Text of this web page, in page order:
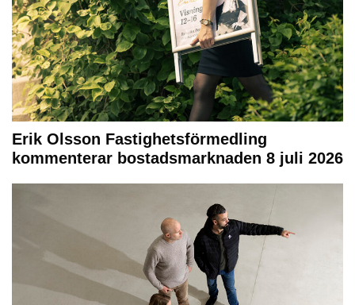
Erik Olsson Fastighetsförmedling
kommenterar bostadsmarknaden 8 juli 2026